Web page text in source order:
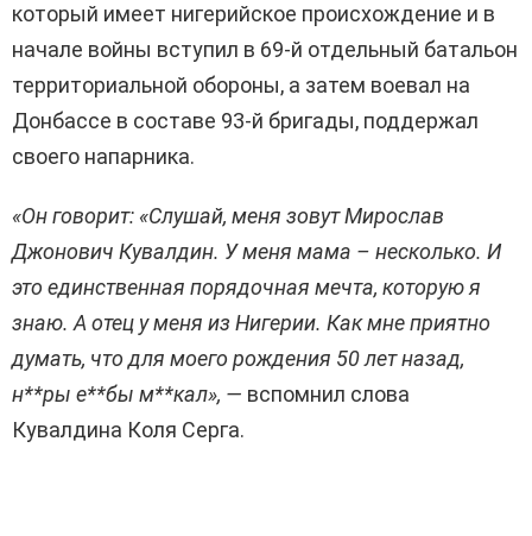
который имеет нигерийское происхождение и в
начале войны вступил в 69-й отдельный батальон
территориальной обороны, а затем воевал на
Донбассе в составе 93-й бригады, поддержал
своего напарника.
«Он говорит: «Слушай, меня зовут Мирослав
Джонович Кувалдин. У меня мама – несколько. И
это единственная порядочная мечта, которую я
знаю. А отец у меня из Нигерии. Как мне приятно
думать, что для моего рождения 50 лет назад,
н**ры е**бы м**кал», — вспомнил слова
Кувалдина Коля Серга.